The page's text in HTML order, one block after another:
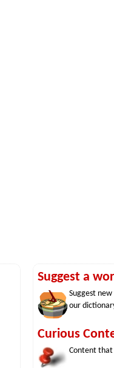
Suggest a
Suggest
our
Curious
Content that